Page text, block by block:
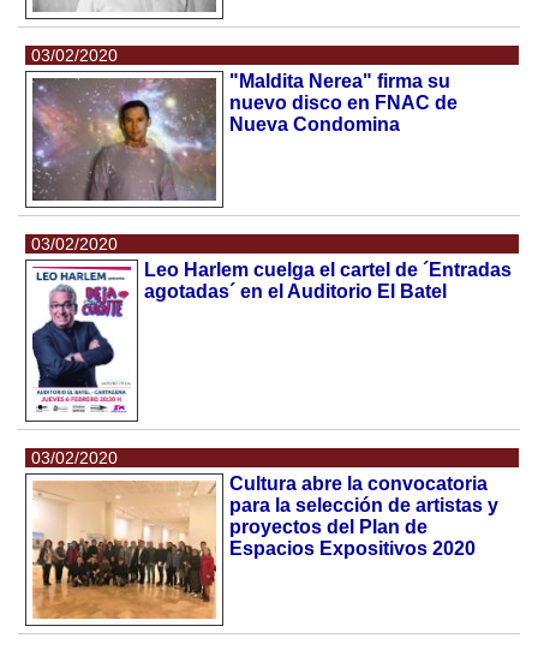
03/02/2020
"Maldita Nerea" firma su
nuevo disco en FNAC de
Nueva Condomina
03/02/2020
Leo Harlem cuelga el cartel de ´Entradas
agotadas´ en el Auditorio El Batel
03/02/2020
Cultura abre la convocatoria
para la selección de artistas y
proyectos del Plan de
Espacios Expositivos 2020